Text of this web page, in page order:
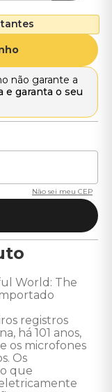
não garante a
e garanta o seu
Não sei meu CEP
World: The
registros
há 101 anos,
os microfones
Os
que